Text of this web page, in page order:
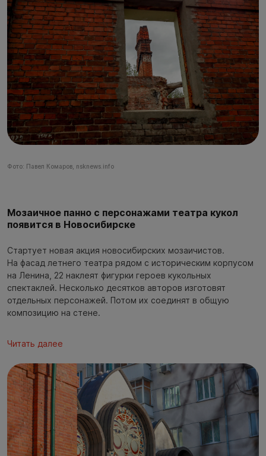
Фото: Павел Комаров, nsknews.info
Мозаичное панно с персонажами театра кукол
появится в Новосибирске
Стартует новая акция новосибирских мозаичистов.
На фасад летнего театра рядом с историческим корпусом
на Ленина, 22 наклеят фигурки героев кукольных
спектаклей. Несколько десятков авторов изготовят
отдельных персонажей. Потом их соединят в общую
композицию на стене.
Читать далее